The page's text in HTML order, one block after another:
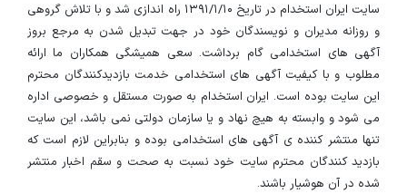
سایت ایران استخدام در تاریخ ۱۳۹۱/۱/۱۰ راه اندازی شد و با تلاش گروهی
و روزانه مدیران و نویسندگان خود در جهت تبدیل شدن به مرجع بروز
آگهی های استخدامی گام برداشت. سعی همیشگی همکاران ما ارائه
مطلوب و با کیفیت آگهی های استخدامی خدمت بازدیدکنندگان محترم
این سایت بوده است. ایران استخدام به صورت مستقل و خصوصی اداره
می شود و وابسته به هیچ نهاد و یا سازمان دولتی نمی باشد، این سایت
تنها منتشر کننده ی آگهی های استخدامی بوده و بنابراین لازم است که
بازدید کنندگان محترم سایت خود نسبت به صحت و سقم اخبار منتشر
شده در آن هوشیار باشند.